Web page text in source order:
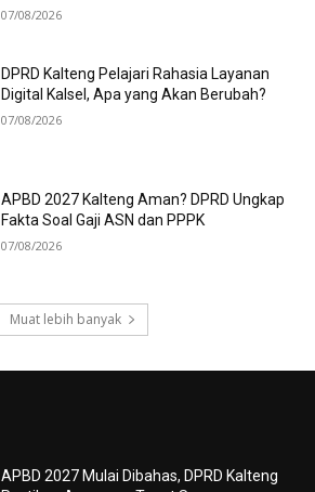
07/08/2026
DPRD Kalteng Pelajari Rahasia Layanan
Digital Kalsel, Apa yang Akan Berubah?
07/08/2026
APBD 2027 Kalteng Aman? DPRD Ungkap
Fakta Soal Gaji ASN dan PPPK
07/08/2026
Muat lebih banyak
APBD 2027 Mulai Dibahas, DPRD Kalteng